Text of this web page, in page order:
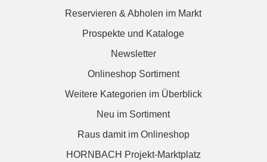
Reservieren & Abholen im Markt
Prospekte und Kataloge
Newsletter
Onlineshop Sortiment
Weitere Kategorien im Überblick
Neu im Sortiment
Raus damit im Onlineshop
HORNBACH Projekt-Marktplatz